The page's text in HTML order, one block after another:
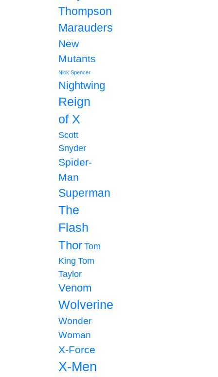
Thompson
Marauders
New
Mutants
Nick Spencer
Nightwing
Reign
of X
Scott
Snyder
Spider-
Man
Superman
The
Flash
Thor Tom
King Tom
Taylor
Venom
Wolverine
Wonder
Woman
X-Force
X-Men